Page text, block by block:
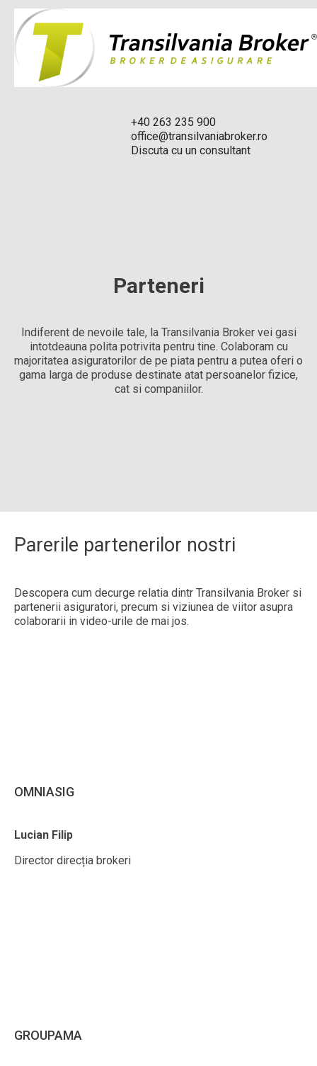
+40 263 235 900
office@transilvaniabroker.ro
Discuta cu un consultant
Parteneri
Indiferent de nevoile tale, la Transilvania Broker vei gasi
intotdeauna polita potrivita pentru tine. Colaboram cu
majoritatea asiguratorilor de pe piata pentru a putea oferi o
gama larga de produse destinate atat persoanelor fizice,
cat si companiilor.
Parerile partenerilor nostri
Descopera cum decurge relatia dintr Transilvania Broker si
partenerii asiguratori, precum si viziunea de viitor asupra
colaborarii in video-urile de mai jos.
OMNIASIG
Lucian Filip
Director direcția brokeri
GROUPAMA